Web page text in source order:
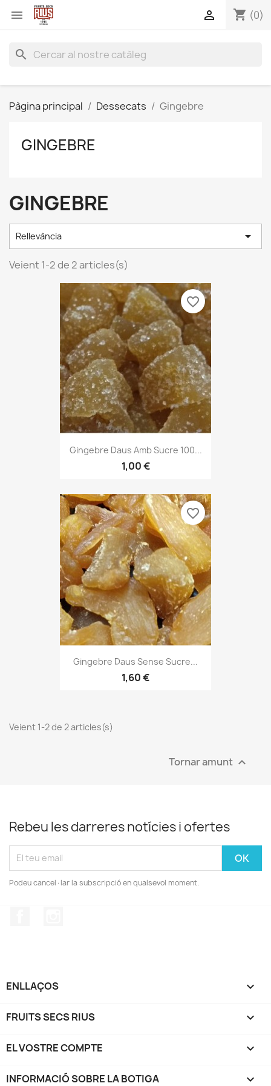
 shopping_cart (0)

search
Pàgina principal Dessecats Gingebre
GINGEBRE
GINGEBRE
Rellevància 
Veient 1-2 de 2 articles(s)
Gingebre Daus Amb Sucre 100...
1,00 €
favorite_border
Gingebre Daus Sense Sucre...
1,60 €
favorite_border
Veient 1-2 de 2 articles(s)
Tornar amunt 
Rebeu les darreres notícies i ofertes
Podeu cancel·lar la subscripció en qualsevol moment.
ENLLAÇOS 
FRUITS SECS RIUS 
EL VOSTRE COMPTE 
INFORMACIÓ SOBRE LA BOTIGA keyboard_arrow_down